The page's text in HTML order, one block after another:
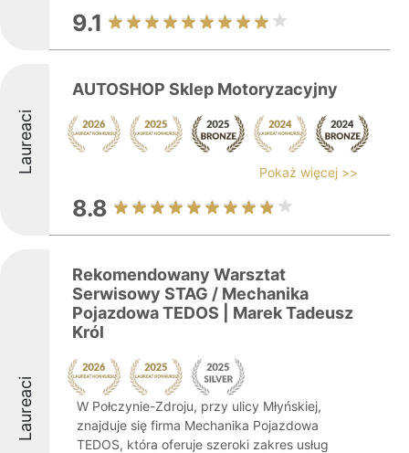
9.1
Laureaci
AUTOSHOP Sklep Motoryzacyjny
Pokaż więcej >>
8.8
Laureaci
Rekomendowany Warsztat
Serwisowy STAG / Mechanika
Pojazdowa TEDOS | Marek Tadeusz
Król
W Połczynie-Zdroju, przy ulicy Młyńskiej,
znajduje się firma Mechanika Pojazdowa
TEDOS, która oferuje szeroki zakres usług